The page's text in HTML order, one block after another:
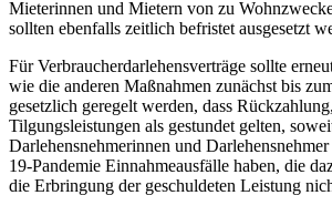
Mieterinnen und Mietern von zu
sollten ebenfalls zeitlich befristet ausgesetzt
Für Verbraucherdarlehensverträge sollte
wie die anderen Maßnahmen zunächst bis
gesetzlich geregelt werden, dass
Tilgungsleistungen als gestundet gelten,
Darlehensnehmerinnen und
19-Pandemie Einnahmeausfälle haben, die
die Erbringung der geschuldeten Leistung